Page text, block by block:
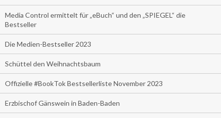
Media Control ermittelt für „eBuch“ und den „SPIEGEL“ die
Bestseller
Die Medien-Bestseller 2023
Schüttel den Weihnachtsbaum
Offizielle #BookTok Bestsellerliste November 2023
Erzbischof Gänswein in Baden-Baden